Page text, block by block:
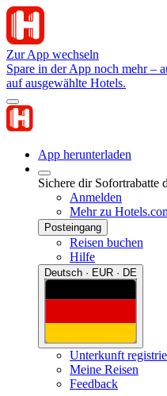
Zur App wechseln
Spare in der App noch mehr –
auf ausgewählte Hotels.
App herunterladen
Sichere dir Sofortrabatte
Anmelden
Mehr zu
Posteingang
Reisen buchen
Hilfe
Deutsch · EUR · DE
Unterkunft
Meine Reisen
Feedback